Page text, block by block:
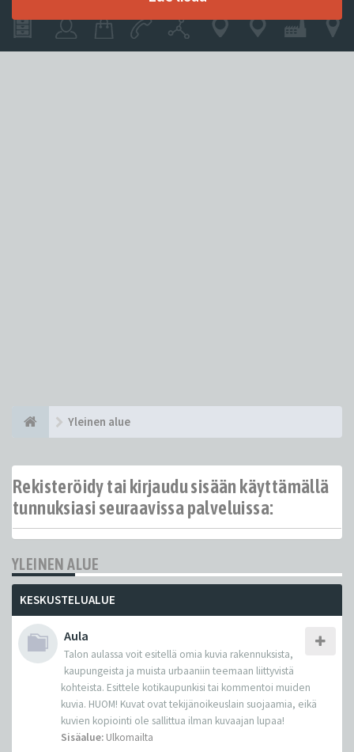
Yleinen alue
Rekisteröidy tai kirjaudu sisään käyttämällä
tunnuksiasi seuraavissa palveluissa:
YLEINEN ALUE
KESKUSTELUALUE
Aula
Talon aulassa voit esitellä omia kuvia rakennuksista,
kaupungeista ja muista urbaaniin teemaan liittyvistä
kohteista. Esittele kotikaupunkisi tai kommentoi muiden
kuvia. HUOM! Kuvat ovat tekijänoikeuslain suojaamia, eikä
kuvien kopiointi ole sallittua ilman kuvaajan lupaa!
Sisäalue: Ulkomailta